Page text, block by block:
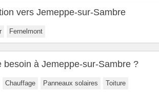
vers Jemeppe-sur-Sambre
Fernelmont
besoin à Jemeppe-sur-Sambre ?
Chauffage Panneaux solaires Toiture